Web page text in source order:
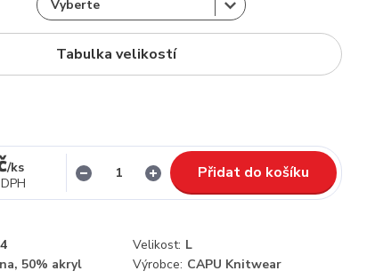
Tabulka velikostí
/ks
Přidat do košíku
Velikost: L
50% akryl Výrobce: CAPU Knitwear